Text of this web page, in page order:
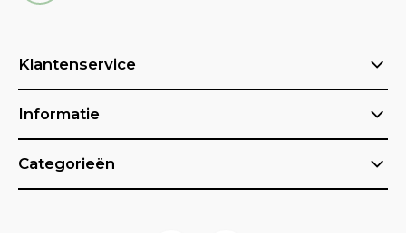
Klantenservice
Informatie
Categorieën